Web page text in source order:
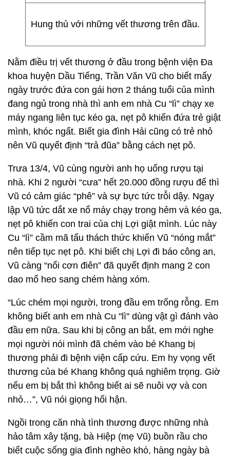
Hung thủ với những vết thương trên đầu.
Nằm điều trị vết thương ở đầu trong bệnh viện Đa
khoa huyện Dầu Tiếng, Trần Văn Vũ cho biết mấy
ngày trước đứa con gái hơn 2 tháng tuổi của mình
đang ngủ trong nhà thì anh em nhà Cu “lì” chạy xe
máy ngang liên tục kéo ga, nẹt pô khiến đứa trẻ giật
mình, khóc ngất. Biết gia đình Hải cũng có trẻ nhỏ
nên Vũ quyết định “trả đũa” bằng cách nẹt pô.
Trưa 13/4, Vũ cùng người anh họ uống rượu tại
nhà. Khi 2 người “cưa” hết 20.000 đồng rượu đế thì
Vũ có cảm giác “phê” và sự bực tức trỗi dậy. Ngay
lập Vũ tức dắt xe nổ máy chạy trong hẻm và kéo ga,
nẹt pô khiến con trai của chị Lợi giật mình. Lúc này
Cu “lì” cầm mã tấu thách thức khiến Vũ “nóng mắt”
nên tiếp tục nẹt pô. Khi biết chị Lợi đi báo công an,
Vũ càng “nổi cơn điên” đã quyết định mang 2 con
dao mổ heo sang chém hàng xóm.
“Lúc chém mọi người, trong đầu em trống rỗng. Em
không biết anh em nhà Cu "lì" dùng vật gì đánh vào
đầu em nữa. Sau khi bị công an bắt, em mới nghe
mọi người nói mình đã chém vào bé Khang bị
thương phải đi bệnh viện cấp cứu. Em hy vọng vết
thương của bé Khang không quá nghiêm trọng. Giờ
nếu em bị bắt thì không biết ai sẽ nuôi vợ và con
nhỏ…”, Vũ nói giọng hối hận.
Ngồi trong căn nhà tình thương được những nhà
hảo tâm xây tặng, bà Hiệp (mẹ Vũ) buồn rầu cho
biết cuộc sống gia đình nghèo khó, hàng ngày bà